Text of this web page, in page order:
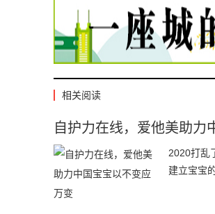
相关阅读
自护力在线，爱他美助力
2020打乱
建立宝宝